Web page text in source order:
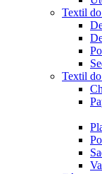
Textil
Textil